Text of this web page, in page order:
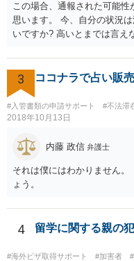
この場合、通報された可能性
思います。 今、自分の状況
いですか? 高いとまでは言え
たりでしょうか。
3 ココナラで占い販
#入管書類の申請サポート #不法滞
2018年10月13日
内藤 政信 弁護士
それは僕にはわかりません
ょう。
4 留学に関する親の
#海外ビザ取得サポート #加害者